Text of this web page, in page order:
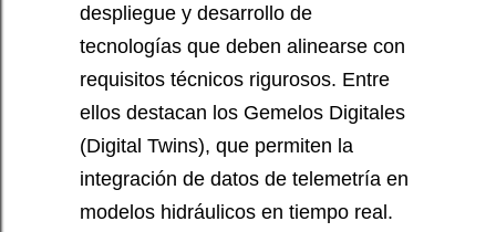
despliegue y desarrollo de
tecnologías que deben alinearse con
requisitos técnicos rigurosos. Entre
ellos destacan los Gemelos Digitales
(Digital Twins), que permiten la
integración de datos de telemetría en
modelos hidráulicos en tiempo real.